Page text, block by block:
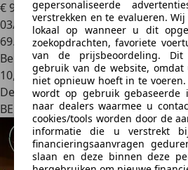
gepersonaliseerde
verstrekken en te evalueren.
lokaal op wanneer u dit
zoekopdrachten, favoriete
van de prijsbeoordeling. Dit
gebruik van de website,
niet opnieuw hoeft in te
wordt op gebruik gebaseerde
naar dealers waarmee u
cookies/tools worden door de
informatie die u verstrekt
financieringsaanvragen
slaan en deze binnen deze
€ 9.500
03/2002
69.312 km
Benzine
10,3 l/100 km (comb.)
Dealer
BE 2400